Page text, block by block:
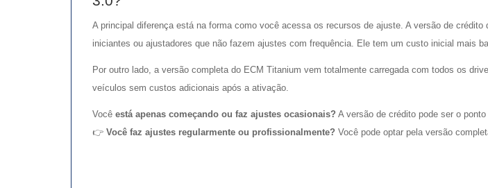
A principal diferença está na forma como você acessa os recursos de ajuste. A versão de
iniciantes ou ajustadores que não fazem ajustes com frequência. Ele tem um custo inicial mais
Por outro lado, a versão completa do ECM Titanium vem totalmente carregada com todos os
veículos sem custos adicionais após a ativação.
Você está apenas começando ou faz ajustes ocasionais? A versão de crédito pode ser o
👉 Você faz ajustes regularmente ou profissionalmente? Você pode optar pela versão